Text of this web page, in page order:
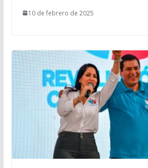
10 de febrero de 2025